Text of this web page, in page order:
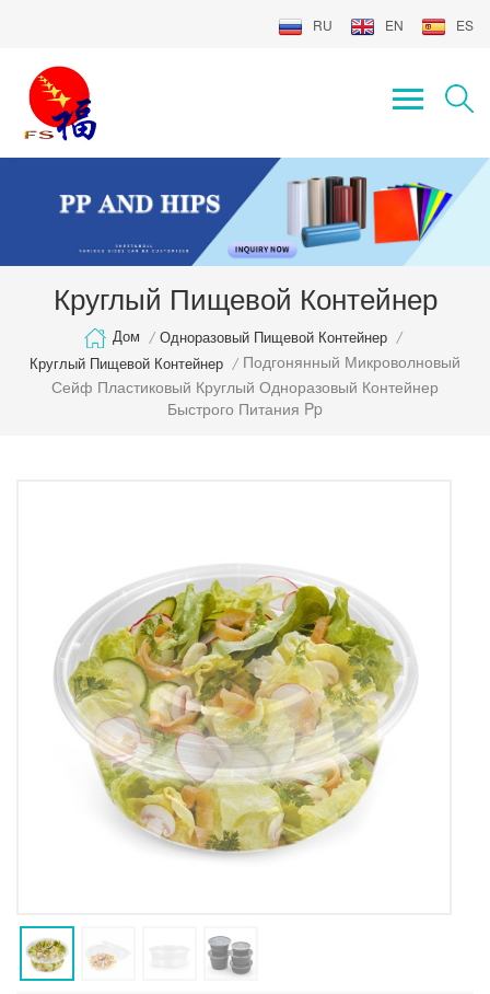
RU EN ES
Круглый Пищевой Контейнер
Дом / Одноразовый Пищевой Контейнер /
Круглый Пищевой Контейнер / Подгонянный Микроволновый
Сейф Пластиковый Круглый Одноразовый Контейнер
Быстрого Питания Pp